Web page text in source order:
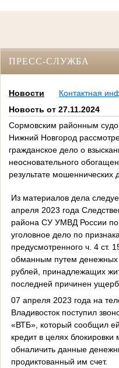
ПРЕСС-СЛУЖБА
Новости
Контактная
Новость от 27.11.2024
Сормовским районным
Нижний Новгород
гражданское дело о
неосновательного
результате мошеннических
Из материалов дела
апреля 2023 года
района СУ УМВД России по
уголовное дело по
предусмотренного ч. 4 ст.
обманным путем денежных
рублей, принадлежащих
последней причинен
07 апреля 2023 года на
Владивосток поступил
«ВТБ», который сообщил
кредит в целях блокировки
обналичить данные
продиктованный им счет.